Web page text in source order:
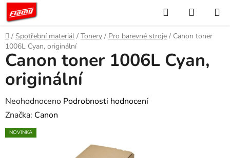
Přejít
obsah
Hledat
KOŠÍK
Domů
/ Spotřební materiál / Tonery / Pro barevné stroje / Canon toner
1006L Cyan, originální
Canon toner 1006L Cyan,
originální
Průměrné
hodnocení
produktu
Neohodnoceno Podrobnosti hodnocení
Značka: Canon
NOVINKA